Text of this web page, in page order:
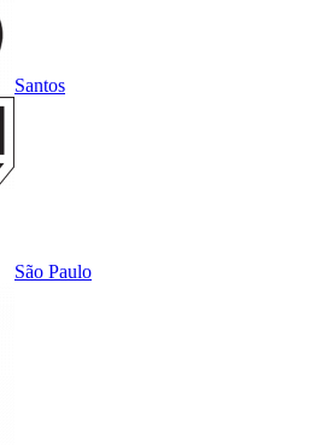
Santos
São Paulo